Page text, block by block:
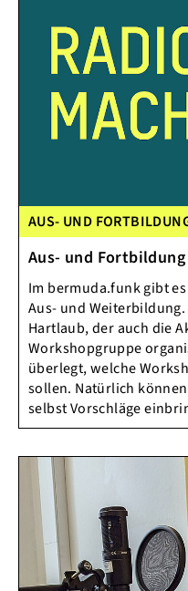
AUS- UND
Aus- und Fortbildung
Im bermuda.funk gibt
Aus- und
Hartlaub, der auch die
Workshopgruppe
überlegt, welche
sollen. Natürlich
selbst Vorschläge